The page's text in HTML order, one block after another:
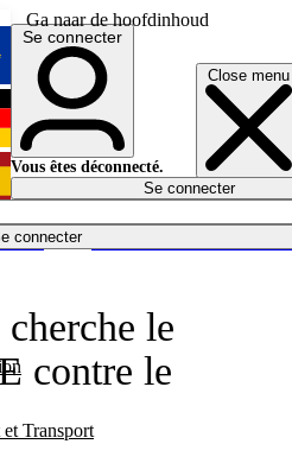
Ga naar de hoofdinhoud
Close menu
connecter
Transport
English
Deutsch
Español
Se connecter
Vous êtes déconnecté.
Se connecter
le
contre le